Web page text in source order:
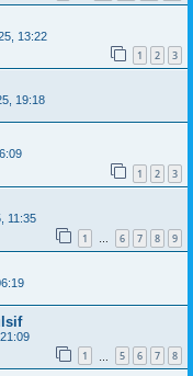
13:22
1 2 3
19:18
1 2 3
11:35
1 … 6 7 8 9
1 5 6 7 8